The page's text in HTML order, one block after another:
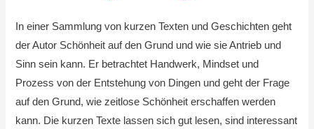
In einer Sammlung von kurzen Texten und Geschichten geht
der Autor Schönheit auf den Grund und wie sie Antrieb und
Sinn sein kann. Er betrachtet Handwerk, Mindset und
Prozess von der Entstehung von Dingen und geht der Frage
auf den Grund, wie zeitlose Schönheit erschaffen werden
kann. Die kurzen Texte lassen sich gut lesen, sind interessant